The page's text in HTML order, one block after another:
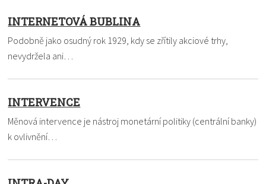
INTERNETOVÁ BUBLINA
Podobně jako osudný rok 1929, kdy se zřítily akciové trhy,
nevydržela ani…
INTERVENCE
Měnová intervence je nástroj monetární politiky (centrální banky)
k ovlivnění…